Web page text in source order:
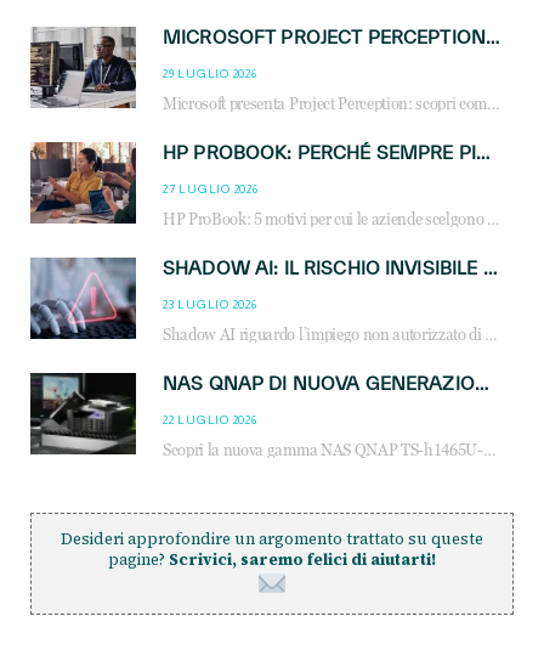
MICROSOFT PROJECT PERCEPTION: COME GLI AGENTI AI CAMBIERANNO SOC, CYBERSECURITY E SERVIZI MSP
29 LUGLIO 2026
Microsoft presenta Project Perception: scopri come gli agenti AI possono trasformare cybersecurity, SOC e servizi gestiti degli MSP.
HP PROBOOK: PERCHÉ SEMPRE PIÙ AZIENDE SCELGONO NOTEBOOK PROGETTATI PER IL LAVORO MODERNO
27 LUGLIO 2026
HP ProBook: 5 motivi per cui le aziende scelgono i notebook business HP per migliorare produttività, sicurezza e gestione dell’AI.
SHADOW AI: IL RISCHIO INVISIBILE CHE LE AZIENDE POSSONO GOVERNARE
23 LUGLIO 2026
Shadow AI riguardo l’impiego non autorizzato di sistemi AI all’interno dell’azienda. E’ una pratica che si diffonde a partire dai dipendenti fino ai dirigenti e mette a repentaglio la cybersecurity, con costi più elevati per le organizzazioni. Due recenti report illustrano il fenomeno e forniscono dati in merito
NAS QNAP DI NUOVA GENERAZIONE: PIÙ PRESTAZIONI, SCALABILITÀ E PROTEZIONE DEI DATI PER LE INFRASTRUTTURE IT MODERNE
22 LUGLIO 2026
Scopri la nuova gamma NAS QNAP TS-h1465U-RP, TS-h1065eU e TS-h665U: storage aziendale con ZFS, DDR5, E1.S NVMe e connettività 2.5GbE per backup, virtualizzazione e cybersecurity.
Desideri approfondire un argomento trattato su queste
pagine? Scrivici, saremo felici di aiutarti!